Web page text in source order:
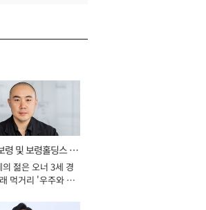
령 및 보령홀딩스 대
장젊은 오너 3세 경
먹거리 '우주와 헬